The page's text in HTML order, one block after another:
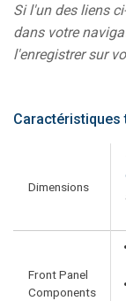
Si l'un des liens
dans votre
l'enregistrer sur
Caractéristiques
Dimensions
Front Panel
Components